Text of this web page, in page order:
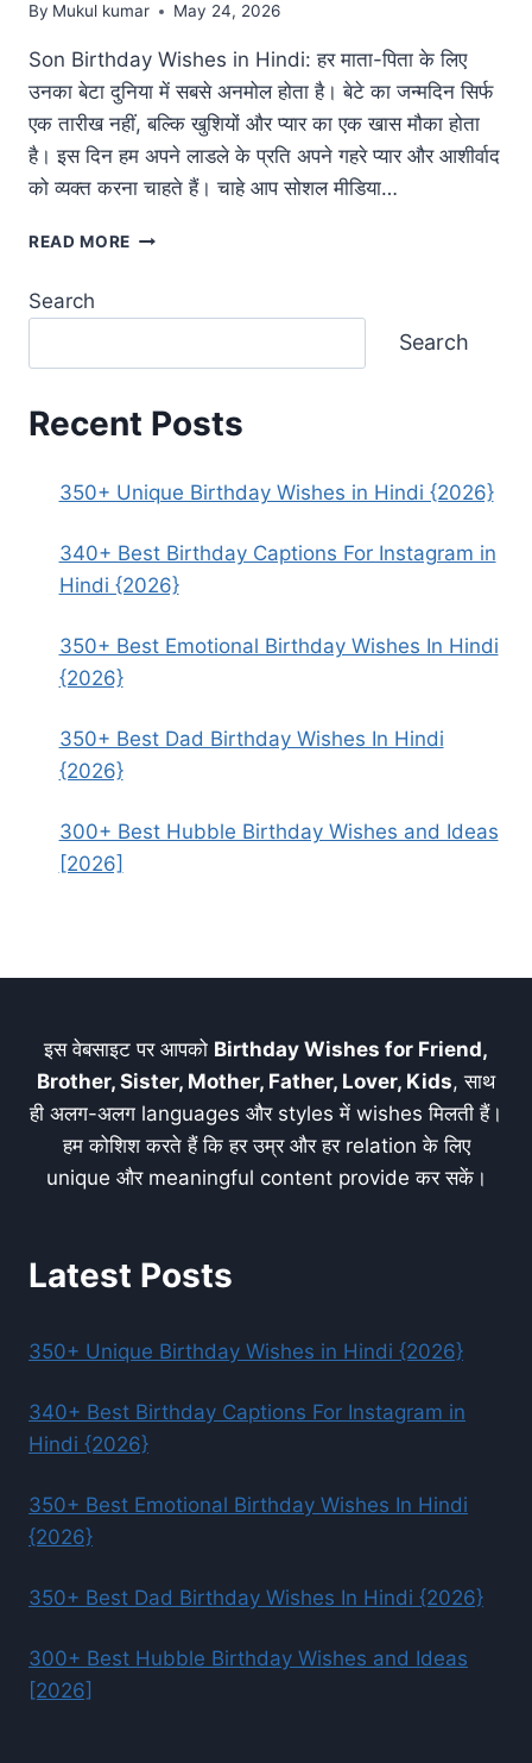
By Mukul kumar May 24, 2026
Son Birthday Wishes in Hindi: हर माता-पिता के लिए
उनका बेटा दुनिया में सबसे अनमोल होता है। बेटे का जन्मदिन सिर्फ
एक तारीख नहीं, बल्कि खुशियों और प्यार का एक खास मौका होता
है। इस दिन हम अपने लाडले के प्रति अपने गहरे प्यार और आशीर्वाद
को व्यक्त करना चाहते हैं। चाहे आप सोशल मीडिया…
READ MORE 350+
{2026}
Search
Search
Recent Posts
350+ Unique Birthday Wishes in Hindi {2026}
340+ Best Birthday Captions For Instagram in
Hindi {2026}
350+ Best Emotional Birthday Wishes In Hindi
{2026}
350+ Best Dad Birthday Wishes In Hindi
{2026}
300+ Best Hubble Birthday Wishes and Ideas
[2026]
इस वेबसाइट पर आपको Birthday Wishes for Friend,
Brother, Sister, Mother, Father, Lover, Kids, साथ
ही अलग-अलग languages और styles में wishes मिलती हैं।
हम कोशिश करते हैं कि हर उम्र और हर relation के लिए
unique और meaningful content provide कर सकें।
Latest Posts
350+ Unique Birthday Wishes in Hindi {2026}
340+ Best Birthday Captions For Instagram in
Hindi {2026}
350+ Best Emotional Birthday Wishes In Hindi
{2026}
350+ Best Dad Birthday Wishes In Hindi {2026}
300+ Best Hubble Birthday Wishes and Ideas
[2026]